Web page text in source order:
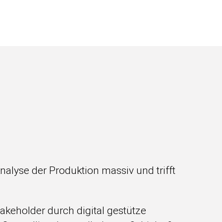
der Produktion massiv und trifft
durch digital gestütze